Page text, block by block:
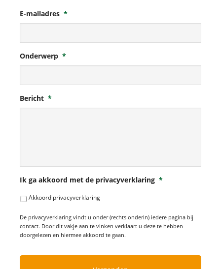
E-mailadres *
Onderwerp *
Bericht *
Ik ga akkoord met de privacyverklaring *
Akkoord privacyverklaring
De privacyverklaring vindt u onder (rechts onderin) iedere pagina bij
contact. Door dit vakje aan te vinken verklaart u deze te hebben
doorgelezen en hiermee akkoord te gaan.